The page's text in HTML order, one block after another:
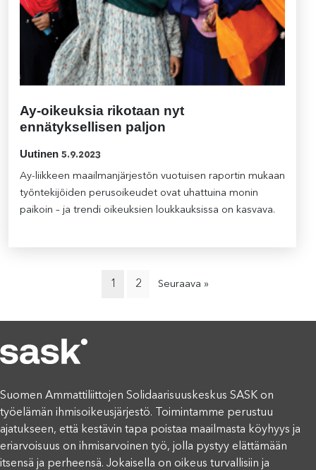
Ay-oikeuksia rikotaan nyt
ennätyksellisen paljon
Uutinen 5.9.2023
Ay-liikkeen maailmanjärjestön vuotuisen raportin mukaan
työntekijöiden perusoikeudet ovat uhattuina monin
paikoin – ja trendi oikeuksien loukkauksissa on kasvava.
1 2 Seuraava »
Suomen Ammattiliittojen Solidaarisuuskeskus SASK on
työelämän ihmisoikeusjärjestö. Toimintamme perustuu
ajatukseen, että kestävin tapa poistaa maailmasta köyhyys ja
eriarvoisuus on ihmisarvoinen työ, jolla pystyy elättämään
itsensä ja perheensä. Jokaisella on oikeus turvallisiin ja